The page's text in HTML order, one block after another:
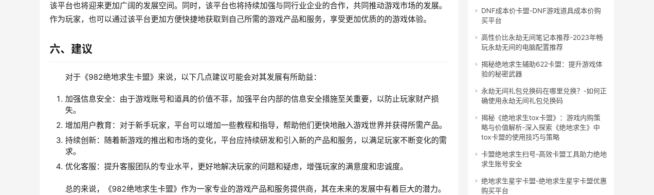
该平台也将迎来更加广阔的发展空间。同时，该平台也将持续加强与同行业企业的合作，共同推动游戏市场的发展。
作为玩家，也可以通过该平台更加方便快捷地获取到自己所需的游戏产品和服务，享受更加优质的的游戏体验。
六、建议
对于《982绝地求生卡盟》来说，以下几点建议可能会对其发展有所助益：
加强信息安全：由于游戏账号和道具的价值不菲，加强平台内部的信息安全措施至关重要，以防止玩家财产损
失。
增加用户教育：对于新手玩家，平台可以增加一些教程和指导，帮助他们更快地融入游戏世界并获得所需产品。
持续创新：随着新游戏的推出和市场的变化，平台应持续研发和引入新的产品和服务，以满足玩家不断变化的需
求。
优化客服：提升客服团队的专业水平，更好地解决玩家的问题和疑虑，增强玩家的满意度和忠诚度。
总的来说，《982绝地求生卡盟》作为一家专业的游戏产品和服务提供商，其在未来的发展中有着巨大的潜力。
DNF成本价卡盟-DNF游戏道具成本价购
买平台
高性价比永劫无间笔记本推荐-2023年畅
玩永劫无间的电脑配置推荐
揭秘绝地求生辅助622卡盟：提升游戏体
验的秘密武器
永劫无间礼包兑换码在哪里兑换？-如何正
确使用永劫无间礼包兑换码
揭秘《绝地求生tox卡盟》：游戏内购策
略与价值解析-深入探索《绝地求生》中
tox卡盟的使用技巧与策略
卡盟绝地求生扫号-高效卡盟工具助力绝地
求生账号安全
绝地求生星宇卡盟-绝地求生星宇卡盟优惠
购买平台